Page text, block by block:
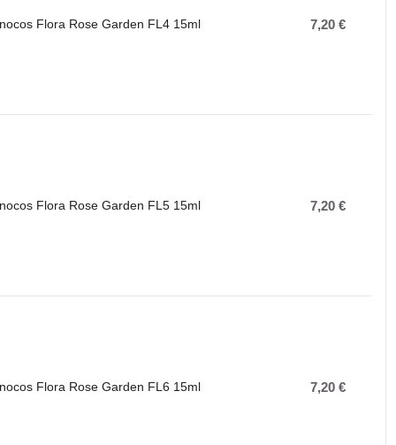
Flora Rose Garden FL4 15ml 7,20 €
Flora Rose Garden FL5 15ml 7,20 €
Flora Rose Garden FL6 15ml 7,20 €